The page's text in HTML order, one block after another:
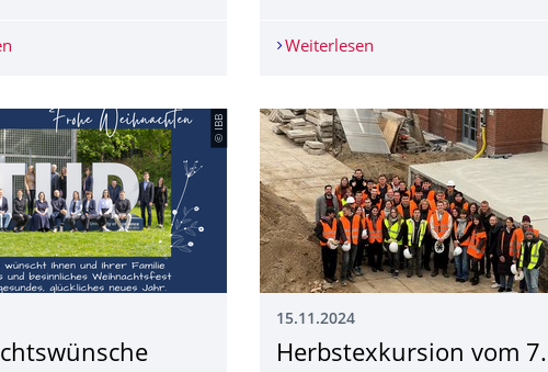
München mit Besuch der bauma 2025
13.03.2025 - Forum Bau und Immobilie - „Die Schwarzgeldabrede
Weiterlesen
© IBB
15.11.2024
Herbstexkursion vom 7.